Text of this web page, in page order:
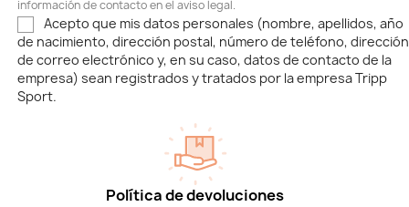
información de contacto en el aviso legal.
Acepto que mis datos personales (nombre, apellidos, año
de nacimiento, dirección postal, número de teléfono, dirección
de correo electrónico y, en su caso, datos de contacto de la
empresa) sean registrados y tratados por la empresa Tripp
Sport.
Política de devoluciones